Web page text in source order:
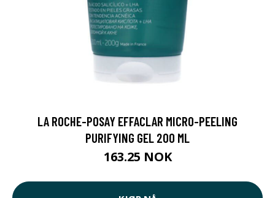
LA ROCHE-POSAY EFFACLAR MICRO-PEELING
PURIFYING GEL 200 ML
163.25 NOK